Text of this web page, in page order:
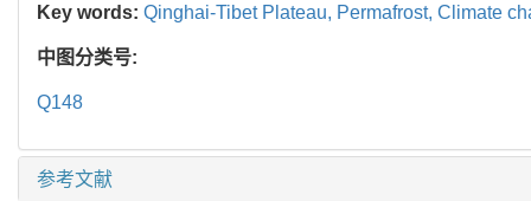
Key words: Qinghai-Tibet Plateau, Permafrost, Climate
中图分类号:
Q148
参考文献